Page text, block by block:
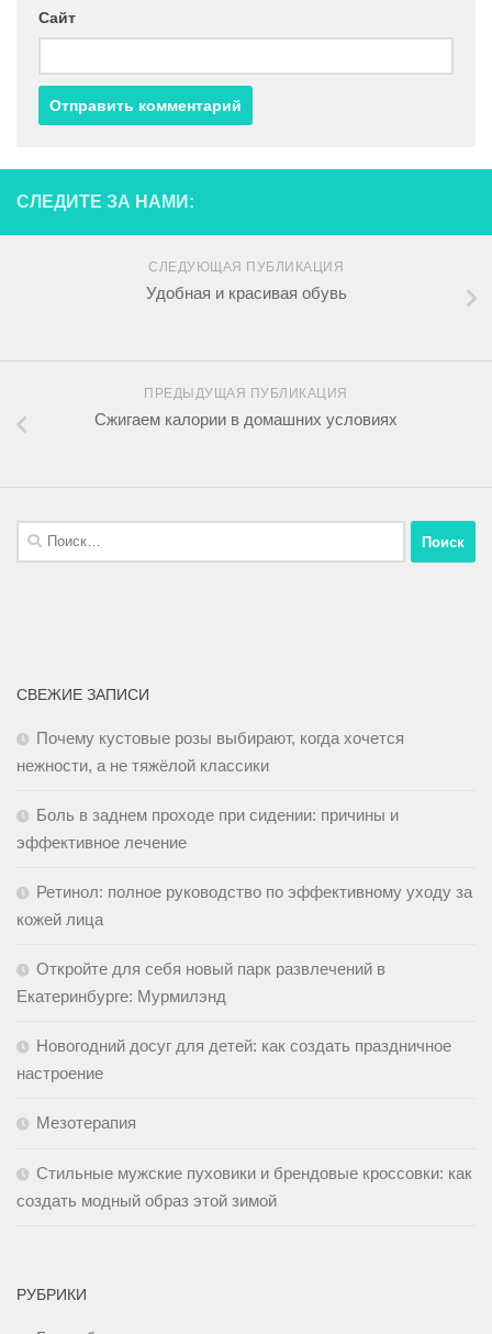
Сайт
СЛЕДИТЕ ЗА НАМИ:
СЛЕДУЮЩАЯ ПУБЛИКАЦИЯ
Удобная и красивая обувь
ПРЕДЫДУЩАЯ ПУБЛИКАЦИЯ
Сжигаем калории в домашних условиях
СВЕЖИЕ ЗАПИСИ
Почему кустовые розы выбирают, когда хочется
нежности, а не тяжёлой классики
Боль в заднем проходе при сидении: причины и
эффективное лечение
Ретинол: полное руководство по эффективному уходу за
кожей лица
Откройте для себя новый парк развлечений в
Екатеринбурге: Мурмилэнд
Новогодний досуг для детей: как создать праздничное
настроение
Мезотерапия
Стильные мужские пуховики и брендовые кроссовки: как
создать модный образ этой зимой
РУБРИКИ